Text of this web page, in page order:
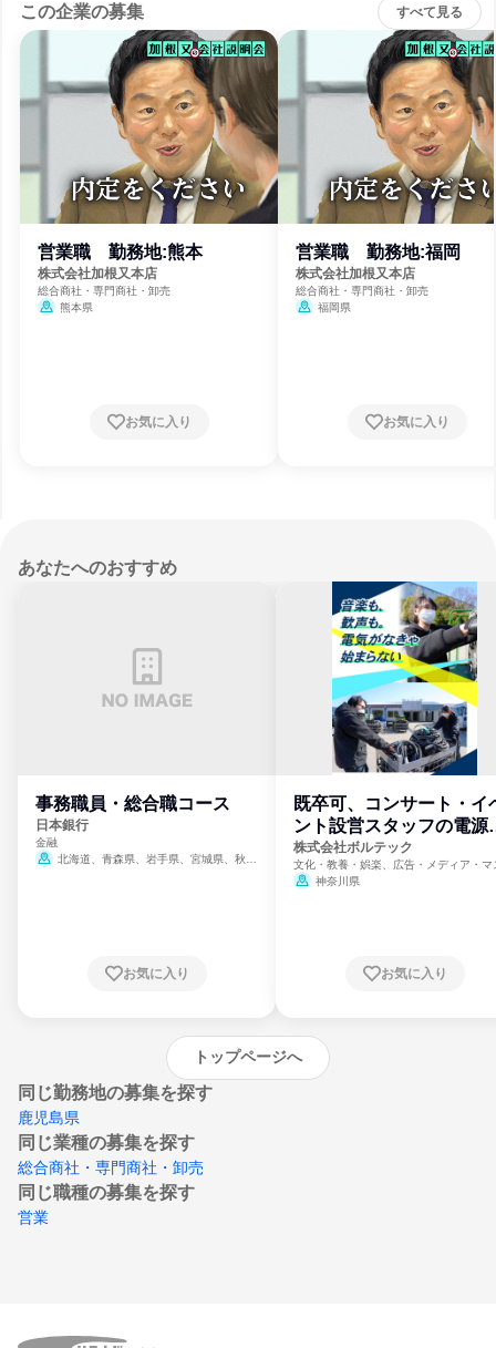
この企業の募集 すべて見る
営業職 勤務地:熊本
株式会社加根又本店
総合商社・専門商社・卸売
熊本県
お気に入り
営業職 勤務地:福岡
株式会社加根又本店
総合商社・専門商社・卸売
福岡県
お気に入り
あなたへのおすすめ
事務職員・総合職コース
日本銀行
金融
北海道、青森県、岩手県、宮城県、秋田
崎県、熊本県、大分県、宮崎県、鹿児島県、
お気に入り
既卒可、コンサート・イ
ント設営スタッフの電源
門
株式会社ボルテック
文化・教養・娯楽、広告・メディア・マ
ミ、電力・ガス・水道・エネルギー
神奈川県
お気に入り
トップページへ
同じ勤務地の募集を探す
鹿児島県
同じ業種の募集を探す
総合商社・専門商社・卸売
同じ職種の募集を探す
営業